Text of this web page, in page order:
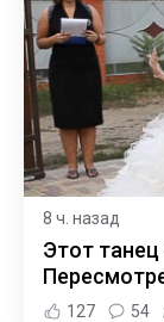
8 ч. назад
Этот
127 54